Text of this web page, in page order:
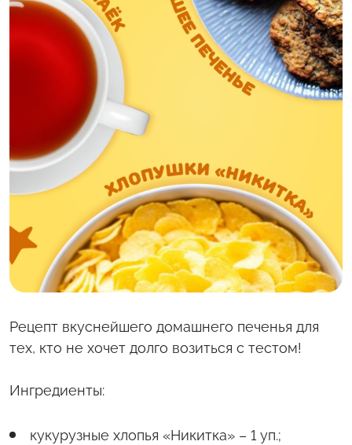
Рецепт вкуснейшего домашнего печенья для
тех, кто не хочет долго возиться с тестом!
Ингредиенты:
кукурузные хлопья «Никитка» – 1 уп.;
Алтайские Хлебцы
С полей Алтая
Твоя Пятница